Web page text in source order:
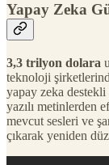
Yapay Zeka
3,3 trilyon dolara
teknoloji
yapay zeka
yazılı metinlerden
mevcut sesleri ve
çıkarak yeniden